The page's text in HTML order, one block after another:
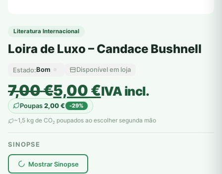
Literatura Internacional
Loira de Luxo – Candace Bushnell
Estado:Bom Disponível em loja
7,00€
O
preço
original
era:
7,00 €.
5,00€
O
preço
atual
é:
5,00 €.
IVA incl.
Poupas2,00€ -29%
~1,5 kg de CO2 poupados ao escolher segunda mão
SINOPSE
Mostrar Sinopse
plantar árvores reais